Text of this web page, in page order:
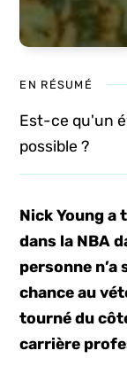
EN RÉSUMÉ
Est-ce qu'un
possible ?
Nick Young a
dans la NBA
personne
chance au
tourné du
carrière